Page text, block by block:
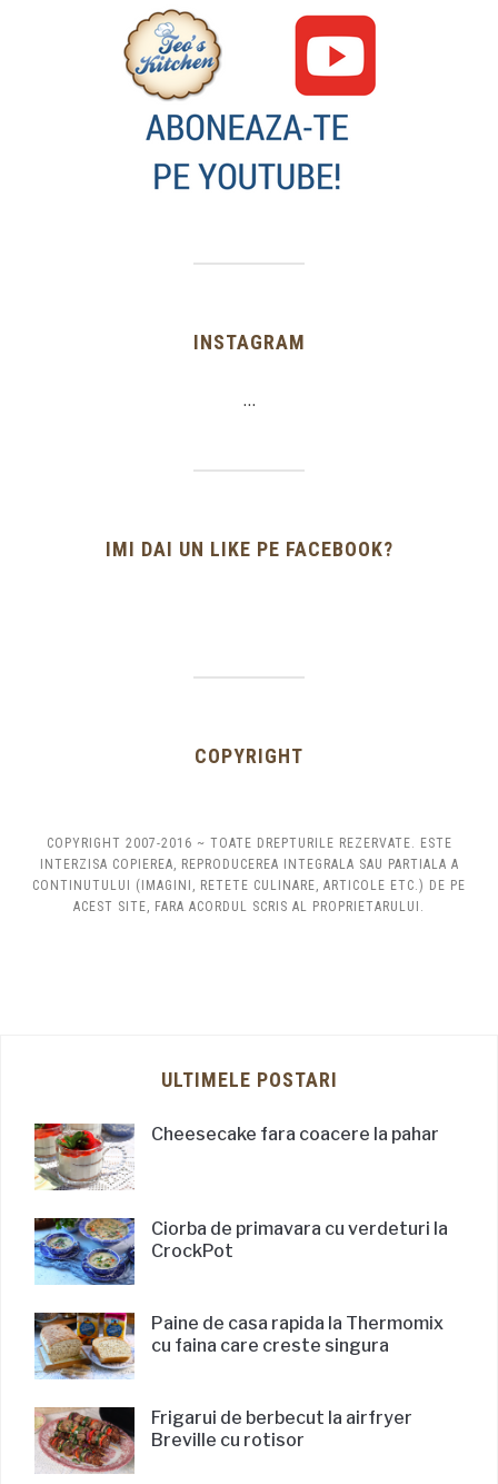
INSTAGRAM
…
IMI DAI UN LIKE PE FACEBOOK?
COPYRIGHT
COPYRIGHT 2007-2016 ~ TOATE DREPTURILE REZERVATE. ESTE
INTERZISA COPIEREA, REPRODUCEREA INTEGRALA SAU PARTIALA A
CONTINUTULUI (IMAGINI, RETETE CULINARE, ARTICOLE ETC.) DE PE
ACEST SITE, FARA ACORDUL SCRIS AL PROPRIETARULUI.
ULTIMELE POSTARI
Cheesecake fara coacere la pahar
Ciorba de primavara cu verdeturi la
CrockPot
Paine de casa rapida la Thermomix
cu faina care creste singura
Frigarui de berbecut la airfryer
Breville cu rotisor